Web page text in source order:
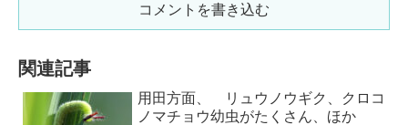
コメントを書き込む
関連記事
用田方面、 リュウノウギク、クロコ
ノマチョウ幼虫がたくさん、ほか